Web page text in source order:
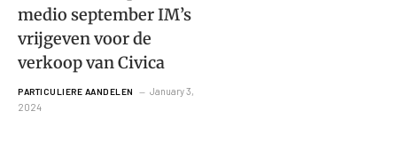
medio september IM’s
vrijgeven voor de
verkoop van Civica
PARTICULIERE AANDELEN
January 3,
2024